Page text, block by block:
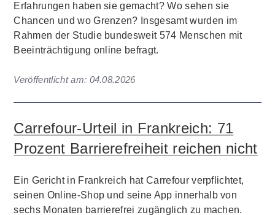
Erfahrungen haben sie gemacht? Wo sehen sie
Chancen und wo Grenzen? Insgesamt wurden im
Rahmen der Studie bundesweit 574 Menschen mit
Beeinträchtigung online befragt.
Veröffentlicht am: 04.08.2026
Carrefour-Urteil in Frankreich: 71
Prozent Barrierefreiheit reichen nicht
Ein Gericht in Frankreich hat Carrefour verpflichtet,
seinen Online-Shop und seine App innerhalb von
sechs Monaten barrierefrei zugänglich zu machen.